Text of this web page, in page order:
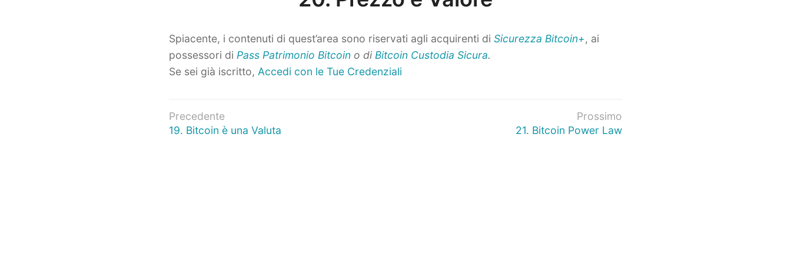
Spiacente, i contenuti di quest’area sono riservati agli acquirenti di Sicurezza Bitcoin+, ai
possessori di Pass Patrimonio Bitcoino diBitcoin Custodia Sicura.
Se sei già iscritto, Accedi con le Tue Credenziali
Navigazione
Precedente
Articolo
19. Bitcoin è una Valuta
Prossimo
21. Bitcoin Power Law